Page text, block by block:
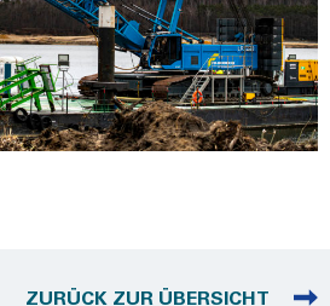
ZURÜCK ZUR ÜBERSICHT